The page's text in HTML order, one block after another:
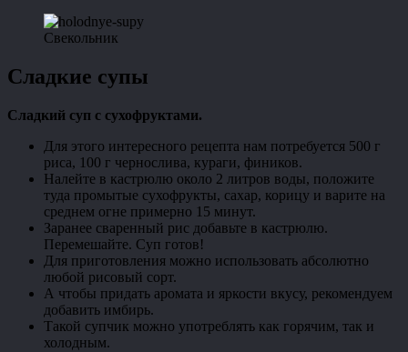
Свекольник
Сладкие супы
Сладкий суп с сухофруктами.
Для этого интересного рецепта нам потребуется 500 г
риса, 100 г чернослива, кураги, фиников.
Налейте в кастрюлю около 2 литров воды, положите
туда промытые сухофрукты, сахар, корицу и варите на
среднем огне примерно 15 минут.
Заранее сваренный рис добавьте в кастрюлю.
Перемешайте. Суп готов!
Для приготовления можно использовать абсолютно
любой рисовый сорт.
А чтобы придать аромата и яркости вкусу, рекомендуем
добавить имбирь.
Такой супчик можно употреблять как горячим, так и
холодным.